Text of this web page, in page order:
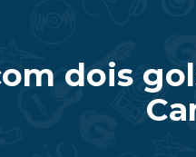
dois